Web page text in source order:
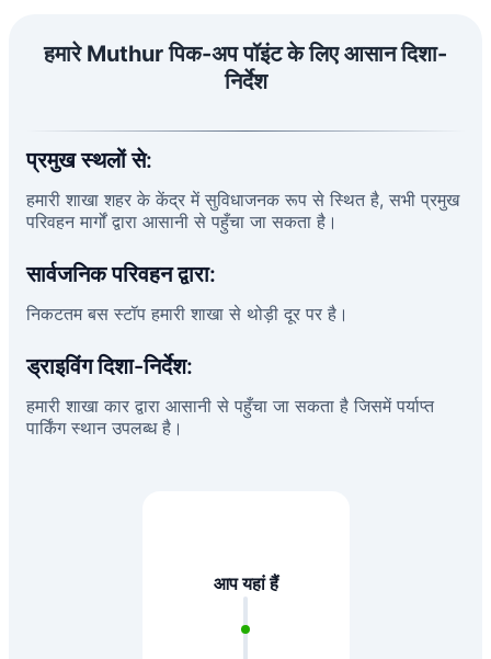
हमारे Muthur पिक-अप पॉइंट के लिए आसान दिशा-
निर्देश
प्रमुख स्थलों से:
हमारी शाखा शहर के केंद्र में सुविधाजनक रूप से स्थित है, सभी प्रमुख
परिवहन मार्गों द्वारा आसानी से पहुँचा जा सकता है।
सार्वजनिक परिवहन द्वारा:
निकटतम बस स्टॉप हमारी शाखा से थोड़ी दूर पर है।
ड्राइविंग दिशा-निर्देश:
हमारी शाखा कार द्वारा आसानी से पहुँचा जा सकता है जिसमें पर्याप्त
पार्किंग स्थान उपलब्ध है।
आप यहां हैं